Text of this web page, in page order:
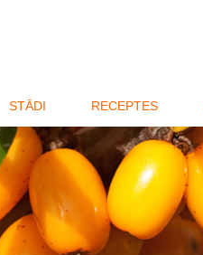
STĀDI RECEPTES